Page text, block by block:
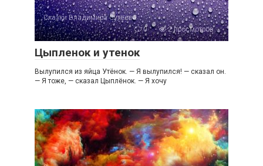
Сказки Владимира Сутеева
0
2 просмотров
Цыпленок и утенок
Вылупился из яйца Утёнок. — Я вылупился! — сказал он.
— Я тоже, — сказал Цыплёнок. — Я хочу